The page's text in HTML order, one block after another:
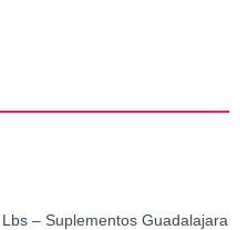
– Suplementos Guadalajara